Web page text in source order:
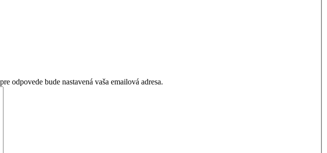
odpovede bude nastavená vaša emailová adresa.